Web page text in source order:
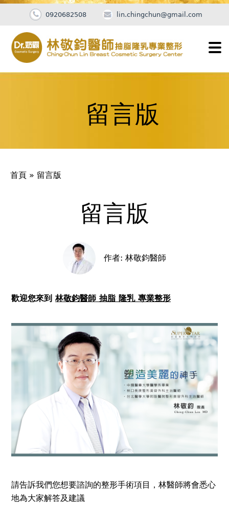
0920682508 lin.chingchun@gmail.com
留言版
您首頁 » 留言版
留言版
作者: 林敬鈞醫師
歡迎您來到 林敬鈞醫師 抽脂 隆乳 專業整形
請告訴我們您想要諮詢的整形手術項目，林醫師將會悉心
地為大家解答及建議